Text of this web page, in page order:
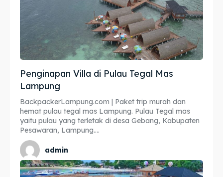
Penginapan Villa di Pulau Tegal Mas
Lampung
BackpackerLampung.com | Paket trip murah dan
hemat pulau tegal mas Lampung. Pulau Tegal mas
yaitu pulau yang terletak di desa Gebang, Kabupaten
Pesawaran, Lampung....
admin